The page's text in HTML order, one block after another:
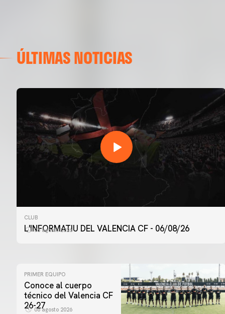
ÚLTIMAS NOTICIAS
CLUB
L'INFORMATIU DEL VALENCIA CF - 06/08/26
06 agosto 2026
PRIMER EQUIPO
Conoce al cuerpo
técnico del Valencia CF
26-27
06 agosto 2026